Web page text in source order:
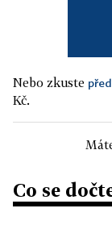
Nebo zkuste
Kč.
Co se